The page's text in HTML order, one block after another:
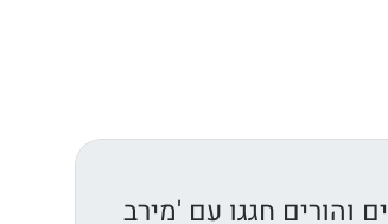
והורים חגגו עם 'מירב